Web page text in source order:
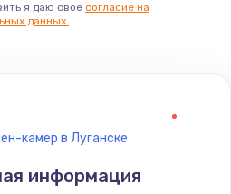
я даю свое согласие на
данных.
камер в Луганске
информация